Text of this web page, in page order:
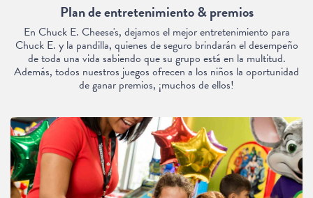
Plan de entretenimiento & premios
En Chuck E. Cheese's, dejamos el mejor entretenimiento para
Chuck E. y la pandilla, quienes de seguro brindarán el desempeño
de toda una vida sabiendo que su grupo está en la multitud.
Además, todos nuestros juegos ofrecen a los niños la oportunidad
de ganar premios, ¡muchos de ellos!